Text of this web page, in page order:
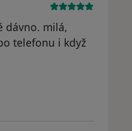
dávno. milá,
telefonu i když